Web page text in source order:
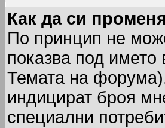
Как да си
По принцип не
показва под
Темата на
индицират броя
специални